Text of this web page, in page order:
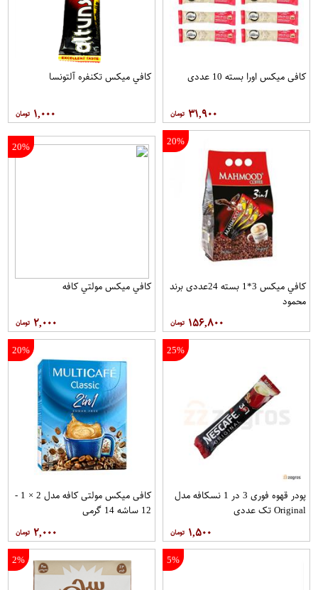
کافی میکس اورا بسته 10 عددی
۳۱,۹۰۰
کافي ميکس تکنفره آلتونسا
۱,۰۰۰
20%
کافي ميکس 3*1 بسته 24عددی برند
محمود
۱۵۶,۸۰۰
20%
کافي ميکس مولتي کافه
۲,۰۰۰
25%
پودر قهوه فوری 3 در 1 نسکافه مدل
Original تک عددی
۱,۵۰۰
20%
کافی میکس مولتی کافه مدل 2 × 1 -
12 ساشه 14 گرمی
۲,۰۰۰
5%
2%